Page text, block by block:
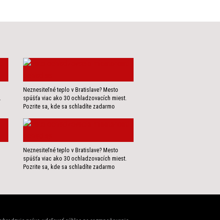
Neznesiteľné teplo v Bratislave? Mesto
spúšťa viac ako 30 ochladzovacích miest.
Pozrite sa, kde sa schladíte zadarmo
Neznesiteľné teplo v Bratislave? Mesto
spúšťa viac ako 30 ochladzovacích miest.
Pozrite sa, kde sa schladíte zadarmo